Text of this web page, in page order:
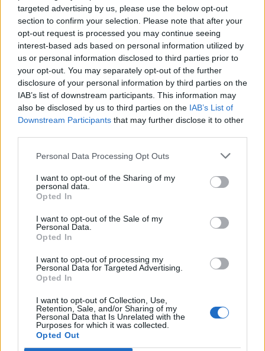
targeted advertising by us, please use the below opt-out
section to confirm your selection. Please note that after your
opt-out request is processed you may continue seeing
interest-based ads based on personal information utilized by
us or personal information disclosed to third parties prior to
your opt-out. You may separately opt-out of the further
disclosure of your personal information by third parties on the
IAB’s list of downstream participants. This information may
also be disclosed by us to third parties on the IAB’s List of
Downstream Participants that may further disclose it to other
Personal Data Processing Opt Outs
I want to opt-out of the Sharing of my
personal data.
Opted In
I want to opt-out of the Sale of my
Personal Data.
Opted In
I want to opt-out of processing my
Personal Data for Targeted Advertising.
Opted In
I want to opt-out of Collection, Use,
Retention, Sale, and/or Sharing of my
Personal Data that Is Unrelated with the
Purposes for which it was collected.
Opted Out
Prenumerera Logga in
COMMENTS
äldsta
Therese Carlsson